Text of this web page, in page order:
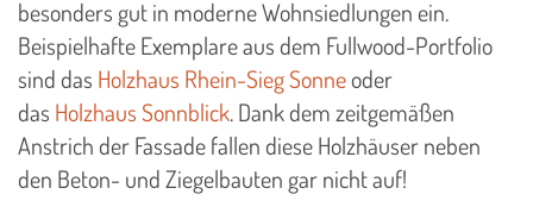
besonders gut in moderne Wohnsiedlungen ein.
Beispielhafte Exemplare aus dem Fullwood-Portfolio
sind das Holzhaus Rhein-Sieg Sonneoder
das Holzhaus Sonnblick. Dank dem zeitgemäßen
Anstrich der Fassade fallen diese Holzhäuser neben
den Beton- und Ziegelbauten gar nicht auf!